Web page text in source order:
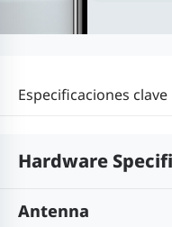
Especificaciones clave
Hardware
Antenna